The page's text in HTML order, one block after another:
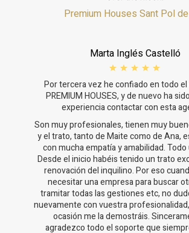
Premium Houses Sant Pol
Marta Inglés Castelló
Por tercera vez he confiado en todo
PREMIUM HOUSES, y de nuevo ha
experiencia contactar con esta
Son muy profesionales, tienen muy
y el trato, tanto de Maite como de Ana,
con mucha empatía y amabilidad.
Desde el inicio habéis tenido un trato
renovación del inquilino. Por eso
necesitar una empresa para buscar
tramitar todas las gestiones etc, no
nuevamente con vuestra
ocasión me la demostráis.
agradezco todo el soporte que